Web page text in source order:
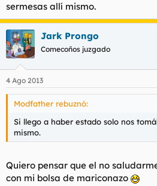
sermesas allí mismo.
Jark Prongo
Comecoños juzgado
4 Ago 2013
Modfather rebuznó:
Si llego a haber estado solo nos
mismo.
Quiero pensar que el no
con mi bolsa de mariconazo